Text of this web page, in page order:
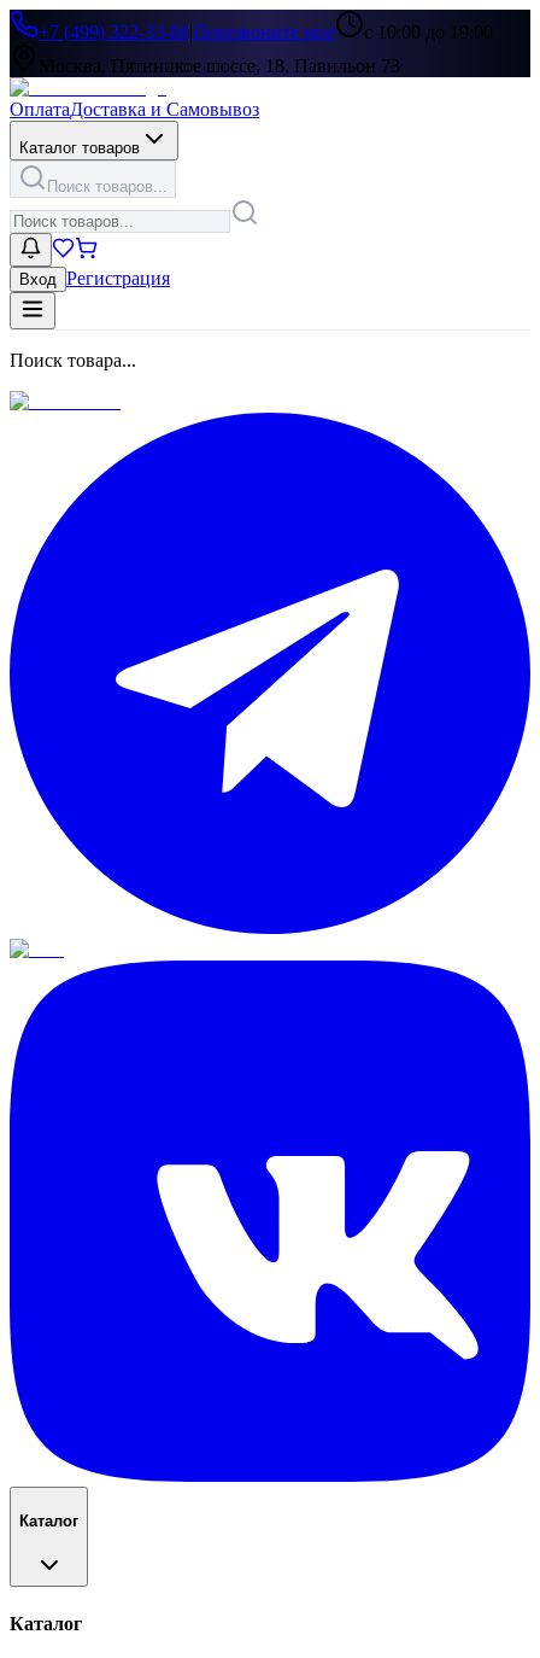
+7 (499) 322-33-86|Перезвоните мне
с 10:00 до 19:00
Москва, Пятницкое шоссе, 18, Павильон 73
ОплатаДоставка и Самовывоз
Каталог товаров
Поиск товаров...
Вход Регистрация
Поиск товара...
Каталог
Каталог